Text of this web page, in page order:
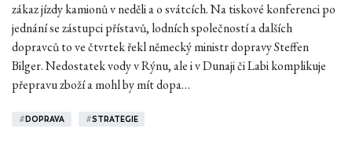
zákaz jízdy kamionů v neděli a o svátcích. Na tiskové konferenci po
jednání se zástupci přístavů, lodních společností a dalších
dopravců to ve čtvrtek řekl německý ministr dopravy Steffen
Bilger. Nedostatek vody v Rýnu, ale i v Dunaji či Labi komplikuje
přepravu zboží a mohl by mít dopa…
# DOPRAVA #STRATEGIE